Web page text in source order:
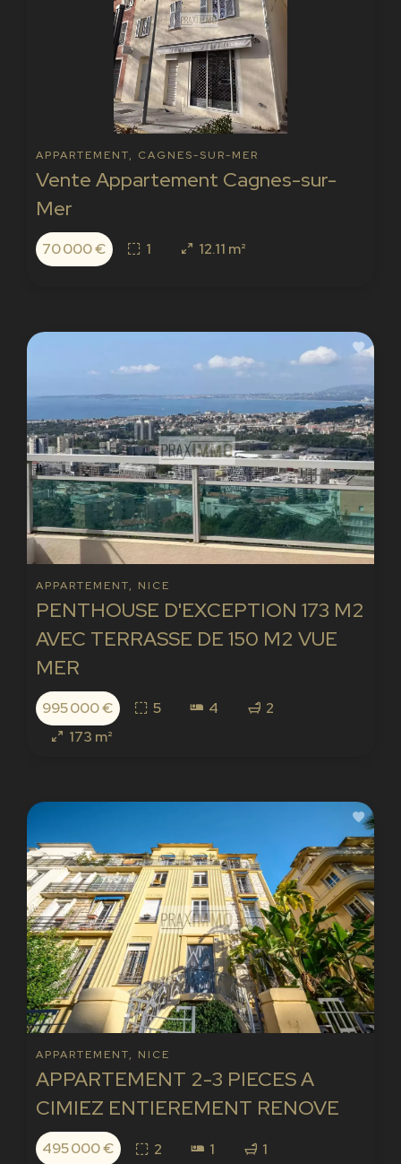
APPARTEMENT, CAGNES-SUR-MER
Vente Appartement Cagnes-sur-
Mer
70 000 € 1 12.11 m²
APPARTEMENT, NICE
PENTHOUSE D'EXCEPTION 173 M2
AVEC TERRASSE DE 150 M2 VUE
MER
995 000 € 5 4
2
173 m²
APPARTEMENT, NICE
APPARTEMENT 2-3 PIECES A
CIMIEZ ENTIEREMENT RENOVE
495 000 € 2 1
1